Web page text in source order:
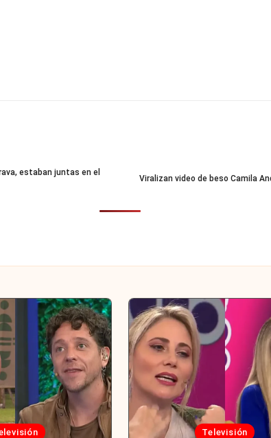
estaban juntas en el
Viralizan video de beso Camila
Publicada Televisión